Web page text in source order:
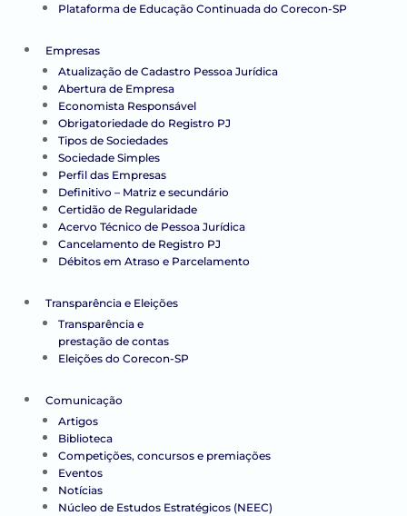
Plataforma de Educação Continuada do Corecon-SP
Empresas
Atualização de Cadastro Pessoa Jurídica
Abertura de Empresa
Economista Responsável
Obrigatoriedade do Registro PJ
Tipos de Sociedades
Sociedade Simples
Perfil das Empresas
Definitivo – Matriz e secundário
Certidão de Regularidade
Acervo Técnico de Pessoa Jurídica
Cancelamento de Registro PJ
Débitos em Atraso e Parcelamento
Transparência e Eleições
Transparência e
prestação de contas
Eleições do Corecon-SP
Comunicação
Artigos
Biblioteca
Competições, concursos e premiações
Eventos
Notícias
Núcleo de Estudos Estratégicos (NEEC)